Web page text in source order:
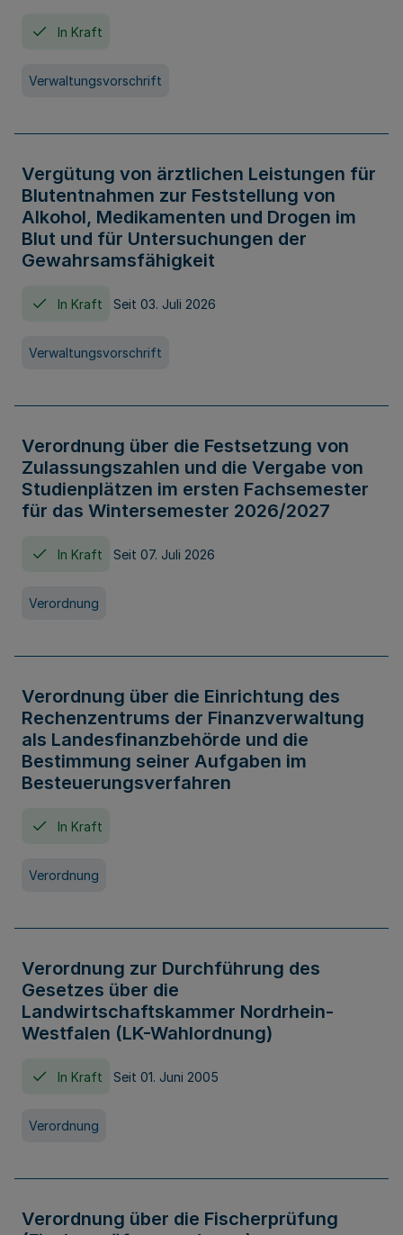
In Kraft
Verwaltungsvorschrift
Vergütung von ärztlichen Leistungen für
Blutentnahmen zur Feststellung von
Alkohol, Medikamenten und Drogen im
Blut und für Untersuchungen der
Gewahrsamsfähigkeit
In Kraft Seit 03. Juli 2026
Verwaltungsvorschrift
Verordnung über die Festsetzung von
Zulassungszahlen und die Vergabe von
Studienplätzen im ersten Fachsemester
für das Wintersemester 2026/2027
In Kraft Seit 07. Juli 2026
Verordnung
Verordnung über die Einrichtung des
Rechenzentrums der Finanzverwaltung
als Landesfinanzbehörde und die
Bestimmung seiner Aufgaben im
Besteuerungsverfahren
In Kraft
Verordnung
Verordnung zur Durchführung des
Gesetzes über die
Landwirtschaftskammer Nordrhein-
Westfalen (LK-Wahlordnung)
In Kraft Seit 01. Juni 2005
Verordnung
Verordnung über die Fischerprüfung